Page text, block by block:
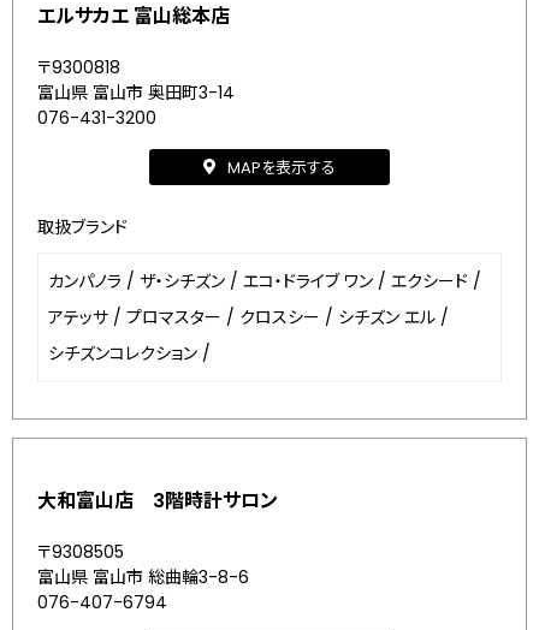
エルサカエ 富山総本店
〒9300818
富山県 富山市 奥田町3-14
076-431-3200
MAPを表示する
取扱ブランド
カンパノラ / ザ・シチズン / エコ・ドライブ ワン / エクシード /
アテッサ / プロマスター / クロスシー / シチズン エル /
シチズンコレクション /
大和富山店 3階時計サロン
〒9308505
富山県 富山市 総曲輪3-8-6
076-407-6794